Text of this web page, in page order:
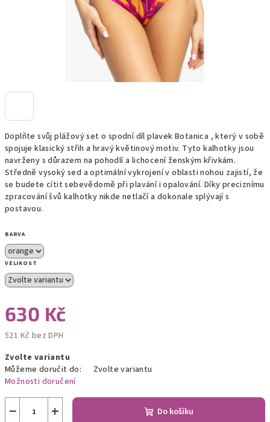
Doplňte svůj plážový set o spodní díl plavek Botanica , který v sobě
spojuje klasický střih a hravý květinový motiv. Tyto kalhotky jsou
navrženy s důrazem na pohodlí a lichocení ženským křivkám.
Středně vysoký sed a optimální vykrojení v oblasti nohou zajistí, že
se budete cítit sebevědomě při plavání i opalování. Díky preciznímu
zpracování švů kalhotky nikde netlačí a dokonale splývají s
postavou.
BARVA
VELIKOST
630 Kč
521 Kč bez DPH
cena:
Zvolte variantu
Můžeme doručit do:
Zvolte variantu
Možnosti doručení
+
− Do košíku